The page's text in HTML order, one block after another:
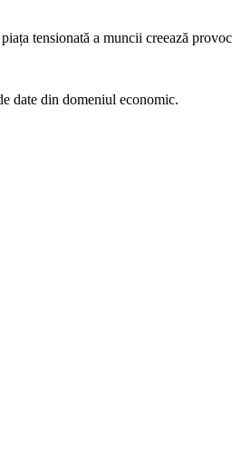
tensionată a muncii creează
date din domeniul economic.